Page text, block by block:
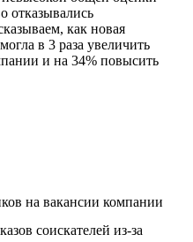
отказывались
как новая
в 3 раза увеличить
и на 34% повысить
на вакансии компании
соискателей из-за